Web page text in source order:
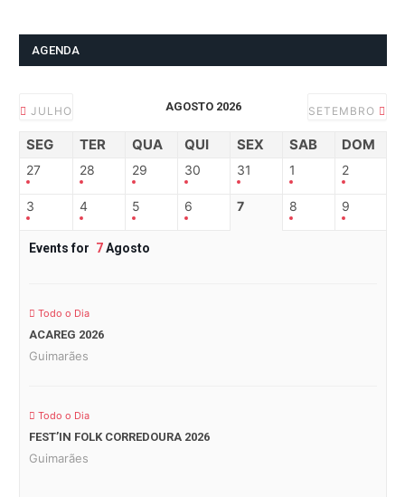
AGENDA
JULHO AGOSTO 2026 SETEMBRO
SEG TER QUA QUI SEX SAB DOM
27 28 29 30 31 1 2
3 4 5 6 7 8 9
Events for 7Agosto
Todo o Dia
ACAREG 2026
Guimarães
Todo o Dia
FEST’IN FOLK CORREDOURA 2026
Guimarães